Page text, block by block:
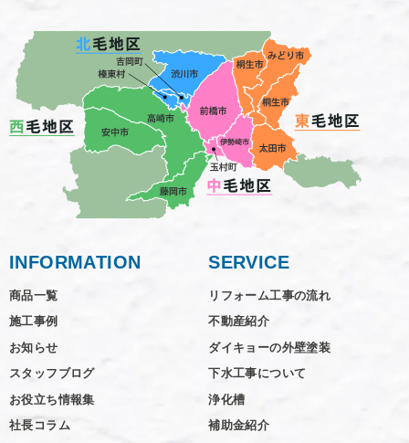
INFORMATION
商品一覧
施工事例
お知らせ
スタッフブログ
お役立ち情報集
社長コラム
SERVICE
リフォーム工事の流れ
不動産紹介
ダイキョーの外壁塗装
下水工事について
浄化槽
補助金紹介